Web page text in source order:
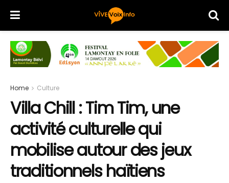
Home Culture
Villa Chill : Tim Tim, une
activité culturelle qui
mobilise autour des jeux
traditionnels haïtiens